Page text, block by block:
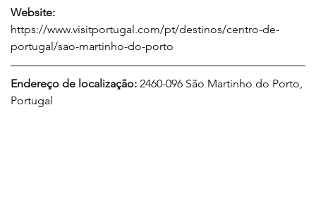
Website:
https://www.visitportugal.com/pt/destinos/centro-de-
portugal/sao-martinho-do-porto
Endereço de localização: 2460-096 São Martinho do Porto,
Portugal